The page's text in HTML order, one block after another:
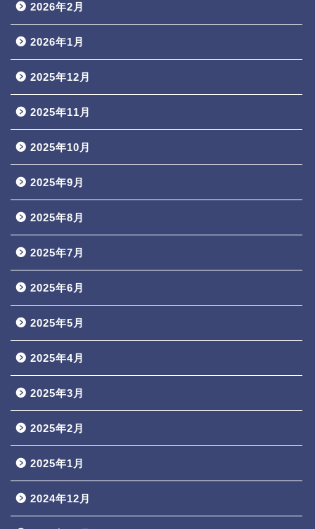
2026年2月
2026年1月
2025年12月
2025年11月
2025年10月
2025年9月
2025年8月
2025年7月
2025年6月
2025年5月
2025年4月
2025年3月
2025年2月
2025年1月
2024年12月